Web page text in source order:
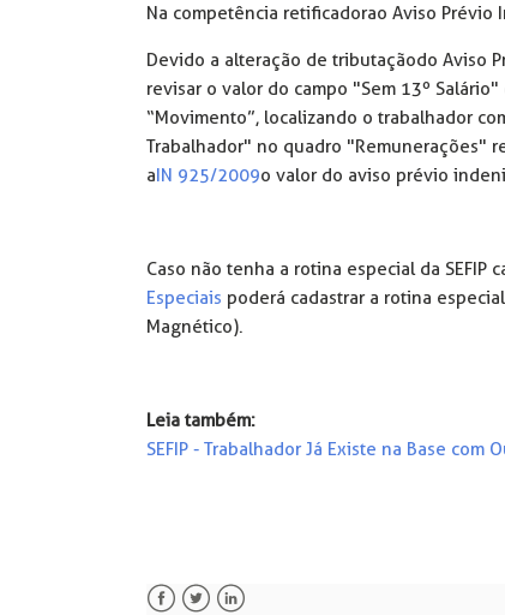
Na competência retificadora o Aviso Prévio
Devido a alteração de tributação do Aviso
revisar o valor do campo "Sem 13º
“Movimento”, localizando o trabalhador
Trabalhador" no quadro "Remunerações"
aIN 925/2009o valor do aviso prévio
Caso não tenha a rotina especial da SEFIP
Especiais poderá cadastrar a rotina
Magnético).
Leia também:
SEFIP - Trabalhador Já Existe na Base com